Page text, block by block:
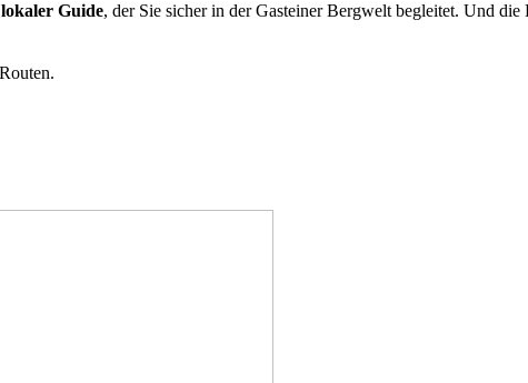
lokaler Guide, der Sie sicher in der Gasteiner Bergwelt begleitet. Und